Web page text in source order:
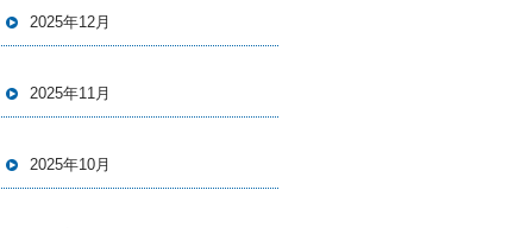
2025年12月
2025年11月
2025年10月